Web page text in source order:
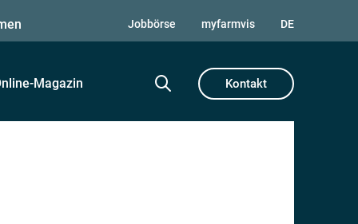
Jobbörse myfarmvis DE
Magazin Kontakt